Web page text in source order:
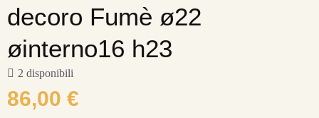
decoro Fumè ø22
øinterno16 h23
2 disponibili
86,00 €